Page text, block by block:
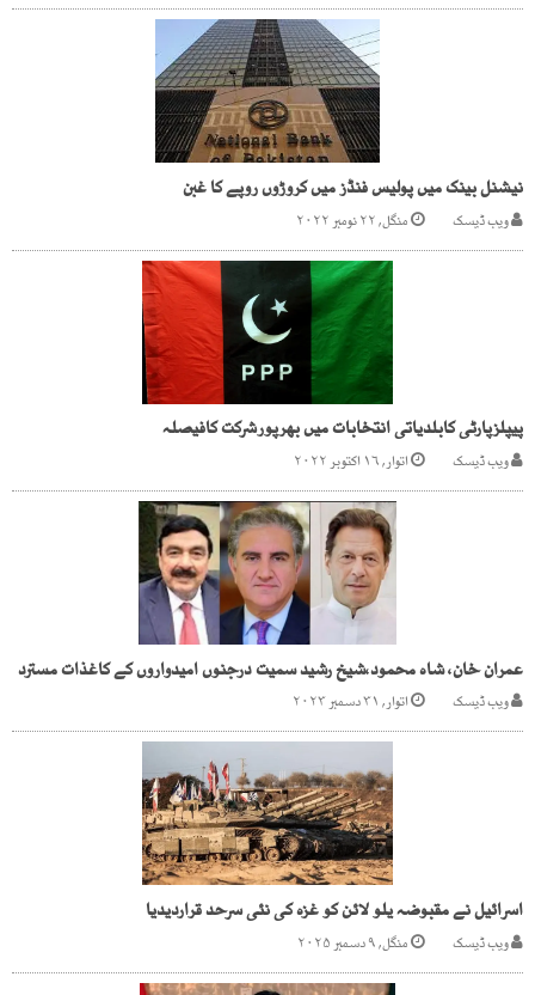
نیشنل بینک میں پولیس فنڈز میں کروڑوں روپے کا غبن
ویب ڈیسک منگل, ۲۲ نومبر ۲۰۲۲
پیپلزپارٹی کابلدیاتی انتخابات میں بھرپورشرکت کافیصلہ
ویب ڈیسک اتوار, ۱۶ اکتوبر ۲۰۲۲
عمران خان، شاہ محمود،شیخ رشید سمیت درجنوں امیدواروں کے کاغذات مسترد
ویب ڈیسک اتوار, ۳۱ دسمبر ۲۰۲۳
اسرائیل نے مقبوضہ یلو لائن کو غزہ کی نئی سرحد قراردیدیا
ویب ڈیسک منگل, ۹ دسمبر ۲۰۲۵